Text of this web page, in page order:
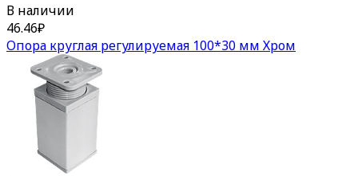
В наличии
46.46₽
Опора круглая регулируемая 100*30 мм Хром